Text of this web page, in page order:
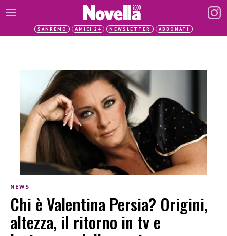
SANREMO AMICI 24 NEWSLETTER ABBONATI
NEWS
Chi è Valentina Persia? Origini,
altezza, il ritorno in tv e